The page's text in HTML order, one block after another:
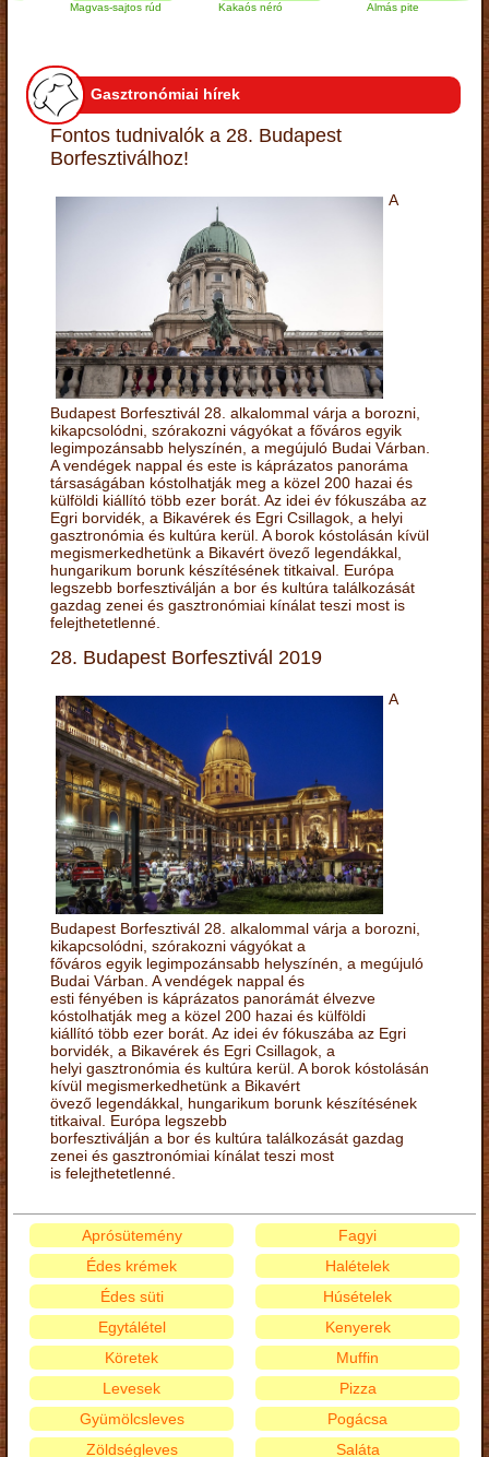
Magvas-sajtos rúd Kakaós néró Almás pite
Gasztronómiai hírek
Fontos tudnivalók a 28. Budapest
Borfesztiválhoz!
A
Budapest Borfesztivál 28. alkalommal várja a borozni,
kikapcsolódni, szórakozni vágyókat a főváros egyik
legimpozánsabb helyszínén, a megújuló Budai Várban.
A vendégek nappal és este is káprázatos panoráma
társaságában kóstolhatják meg a közel 200 hazai és
külföldi kiállító több ezer borát. Az idei év fókuszába az
Egri borvidék, a Bikavérek és Egri Csillagok, a helyi
gasztronómia és kultúra kerül. A borok kóstolásán kívül
megismerkedhetünk a Bikavért övező legendákkal,
hungarikum borunk készítésének titkaival. Európa
legszebb borfesztiválján a bor és kultúra találkozását
gazdag zenei és gasztronómiai kínálat teszi most is
felejthetetlenné.
28. Budapest Borfesztivál 2019
A
Budapest Borfesztivál 28. alkalommal várja a borozni,
kikapcsolódni, szórakozni vágyókat a
főváros egyik legimpozánsabb helyszínén, a megújuló
Budai Várban. A vendégek nappal és
esti fényében is káprázatos panorámát élvezve
kóstolhatják meg a közel 200 hazai és külföldi
kiállító több ezer borát. Az idei év fókuszába az Egri
borvidék, a Bikavérek és Egri Csillagok, a
helyi gasztronómia és kultúra kerül. A borok kóstolásán
kívül megismerkedhetünk a Bikavért
övező legendákkal, hungarikum borunk készítésének
titkaival. Európa legszebb
borfesztiválján a bor és kultúra találkozását gazdag
zenei és gasztronómiai kínálat teszi most
is felejthetetlenné.
Aprósütemény
Édes krémek
Édes süti
Egytálétel
Fagyi
Halételek
Húsételek
Kenyerek
Köretek
Levesek
Gyümölcsleves
Zöldségleves
Muffin
Pizza
Pogácsa
Saláta